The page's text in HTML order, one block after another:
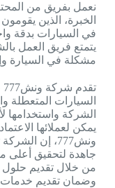
نعمل بفريق من
الخبرة، الذين
في السيارات بدقة
يتمتع فريق العمل
مشكلة في السيارة
السيارات المتعطلة
الشركة واستخدامها
يمكن لعملائها
ونش777، إن
جاهدة لتحقيق أعلى
من خلال تقديم حلول
وضمان تقديم خدمات